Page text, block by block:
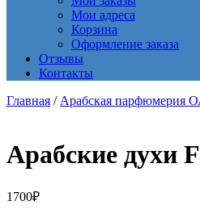
Мои адреса
Корзина
Оформление заказа
Отзывы
Контакты
Главная / Арабская парфюмерия
Арабские духи
1700₽